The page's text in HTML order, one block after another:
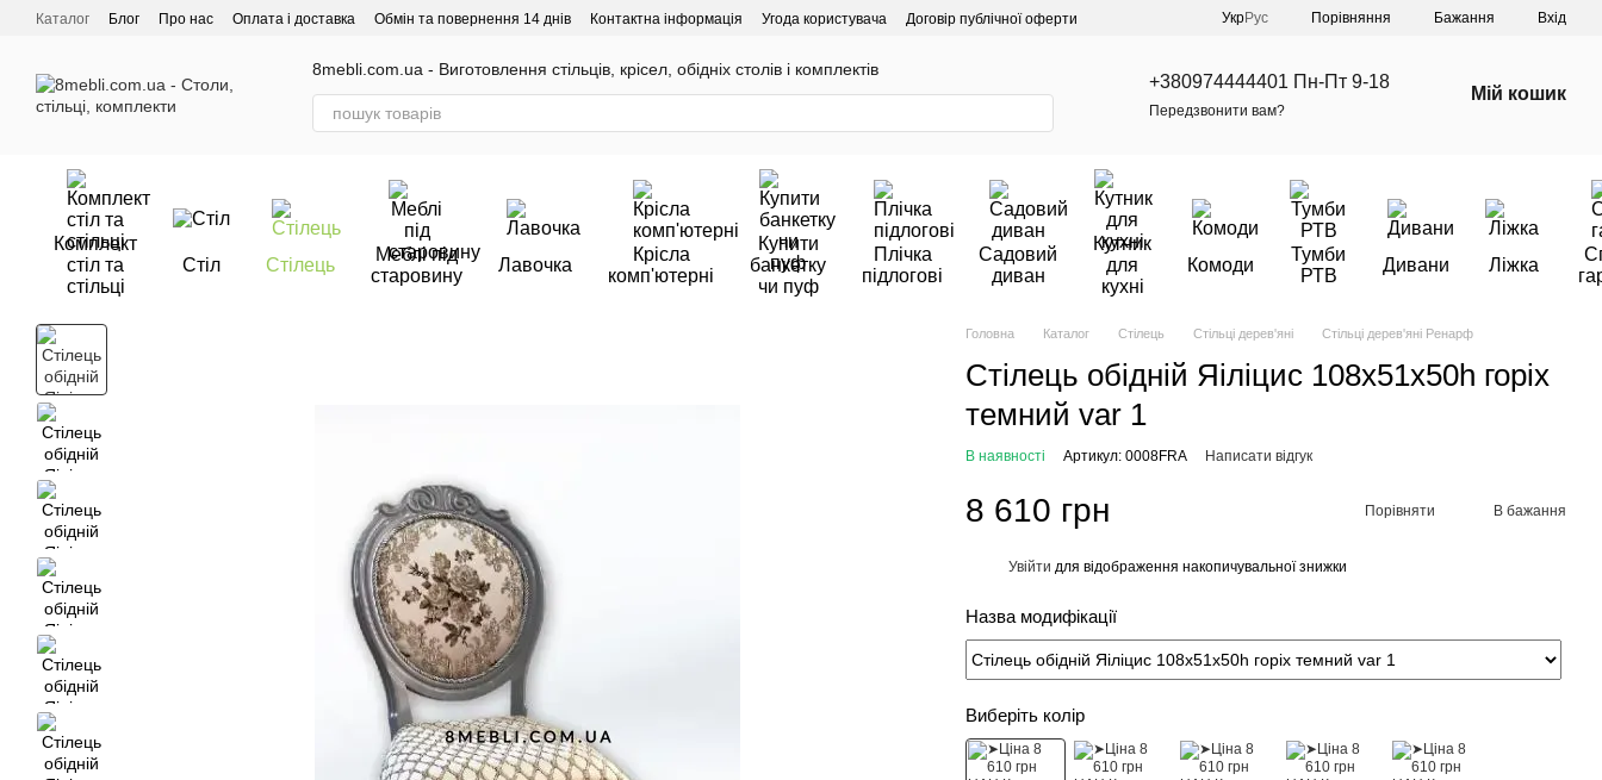
Перейти до основного контенту
Каталог Блог Про нас Оплата і доставка Обмін та повернення 14 днів Контактна інформація Угода користувача
Договір публічної оферти
УкрРус Порівняння Бажання Вхід
8mebli.com.ua - Виготовлення стільців, крісел, обідніх столів і комплектів
+380974444401 Пн-Пт 9-18
Передзвонити вам?
Мій кошик
Комплект
стіл та
стільці
Стіл Стілець
Меблі під
старовину
Лавочка
Крісла
комп'ютерні
Купити
банкетку
чи пуф
Плічка
підлогові
Садовий
диван
Кутник
для
кухні
Комоди
Тумби
РТВ
Дивани Ліжка
Головна Каталог Стілець Стільці дерев'яні Стільці дерев'яні Ренарф
Стілець обідній Яіліцис 108х51х50h горіх
темний var 1
В наявності Артикул: 0008FRA Написати відгук
8 610 грн Порівняти В бажання
Увійти для відображення накопичувальної знижки
Назва модифікації
Виберіть колір